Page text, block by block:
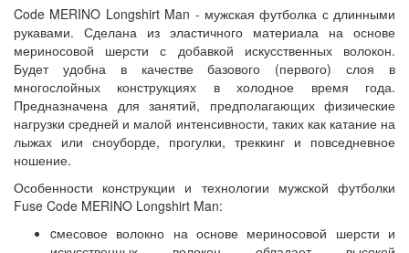
Code MERINO Longshirt Man - мужская футболка с длинными
рукавами. Сделана из эластичного материала на основе
мериносовой шерсти с добавкой искусственных волокон.
Будет удобна в качестве базового (первого) слоя в
многослойных конструкциях в холодное время года.
Предназначена для занятий, предполагающих физические
нагрузки средней и малой интенсивности, таких как катание на
лыжах или сноуборде, прогулки, треккинг и повседневное
ношение.
Особенности конструкции и технологии мужской футболки
Fuse Code MERINO Longshirt Man:
cмесовое волокно на основе мериносовой шерсти и